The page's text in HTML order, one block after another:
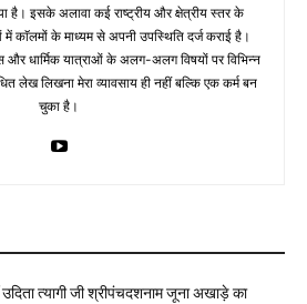
है। इसके अलावा कई राष्ट्रीय और क्षेत्रीय स्तर के
काॅलमों के माध्यम से अपनी उपस्थिति दर्ज कराई है।
और धार्मिक यात्राओं के अलग-अलग विषयों पर विभिन्न
लेख लिखना मेरा व्यावसाय ही नहीं बल्कि एक कर्म बन
चुका है।
उदिता त्यागी जी श्रीपंचदशनाम जूना अखाड़े का